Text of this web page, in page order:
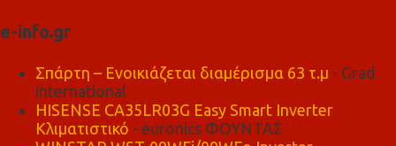
e-info.gr
Σπάρτη – Ενοικιάζεται διαμέρισμα 63 τ.μ - Grad
international
HISENSE CA35LR03G Easy Smart Inverter
Κλιματιστικό - euronics ΦΟΥΝΤΑΣ